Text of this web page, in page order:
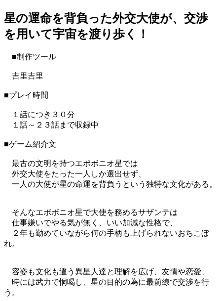
星の運命を背負った外交大使が、交渉
を用いて宇宙を渡り歩く！
■制作ツール
吉里吉里
■プレイ時間
１話につき３０分
１話～２３話まで収録中
■ゲーム紹介文
最古の文明を持つエポボニオ星では
外交大使をたった一人しか選出せず、
一人の大使が星の命運を背負うという独特な文化がある。
そんなエポボニオ星で大使を務めるサザンテは
仕事嫌いでやる気が無く、いい加減な性格で、
２年も勤めていながら何の手柄も上げられないおちこぼ
れ。
容姿も文化も違う異星人達と理解を広げ、友情や恋愛、
時には武力で恫喝し、星の目的の為に最前線で交渉を行
う。